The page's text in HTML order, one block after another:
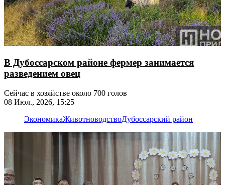
В Дубоссарском районе фермер занимается
разведением овец
Сейчас в хозяйстве около 700 голов
08 Июл., 2026, 15:25
ЭкономикаЖивотноводствоДубоссарский район